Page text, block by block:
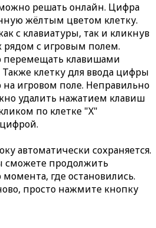
решать онлайн. Цифра
жёлтым цветом клетку.
с клавиатуры, так и кликнув
рядом с игровым полем.
клавишами
клетку для ввода цифры
игровом поле. Неправильно
удалить нажатием клавиш
по клетке "X"
автоматически сохраняется.
сможете продолжить
где остановились.
просто нажмите кнопку